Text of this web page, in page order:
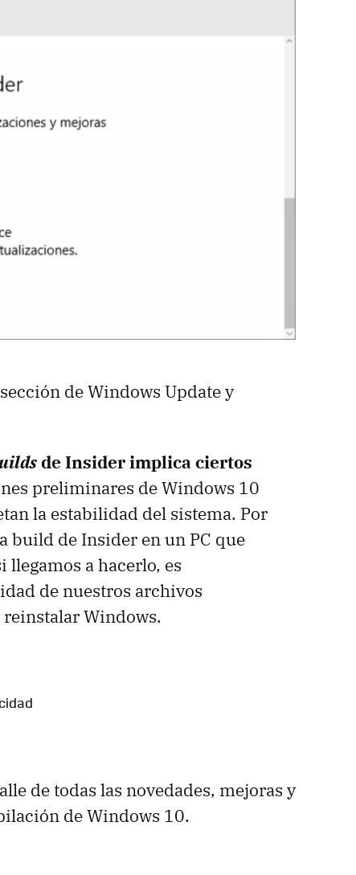
de Windows Update y
de Insider implica ciertos
preliminares de Windows 10
la estabilidad del sistema. Por
build de Insider en un PC que
a hacerlo, es
de nuestros archivos
Windows.
de todas las novedades, mejoras y
de Windows 10.